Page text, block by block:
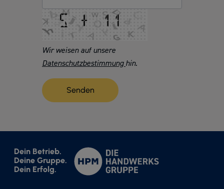
Wir weisen auf unsere
Datenschutzbestimmung hin.
Dein Betrieb.
Deine Gruppe.
Dein Erfolg.